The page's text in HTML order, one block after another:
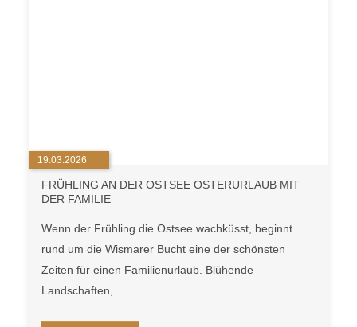
19.03.2026
FRÜHLING AN DER OSTSEE OSTERURLAUB MIT
DER FAMILIE
Wenn der Frühling die Ostsee wachküsst, beginnt
rund um die Wismarer Bucht eine der schönsten
Zeiten für einen Familienurlaub. Blühende
Landschaften,…